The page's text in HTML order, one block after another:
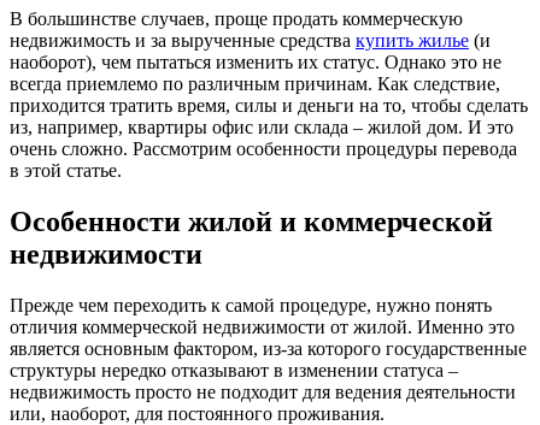
В большинстве случаев, проще продать коммерческую
недвижимость и за вырученные средства купить жилье (и
наоборот), чем пытаться изменить их статус. Однако это не
всегда приемлемо по различным причинам. Как следствие,
приходится тратить время, силы и деньги на то, чтобы сделать
из, например, квартиры офис или склада – жилой дом. И это
очень сложно. Рассмотрим особенности процедуры перевода
в этой статье.
Особенности жилой и коммерческой
недвижимости
Прежде чем переходить к самой процедуре, нужно понять
отличия коммерческой недвижимости от жилой. Именно это
является основным фактором, из-за которого государственные
структуры нередко отказывают в изменении статуса –
недвижимость просто не подходит для ведения деятельности
или, наоборот, для постоянного проживания.